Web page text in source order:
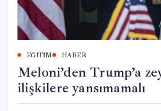
EĞITIM HABER
Meloni’den Trump’a
ilişkilere yansımamalı